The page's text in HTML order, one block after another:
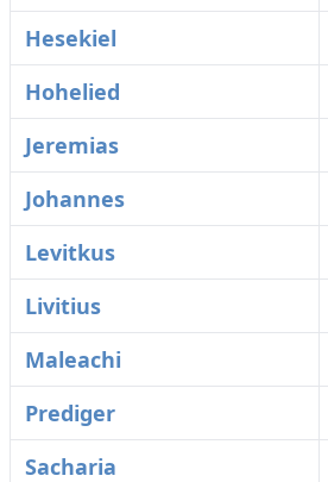
Hesekiel
Hohelied
Jeremias
Johannes
Levitkus
Livitius
Maleachi
Prediger
Sacharia